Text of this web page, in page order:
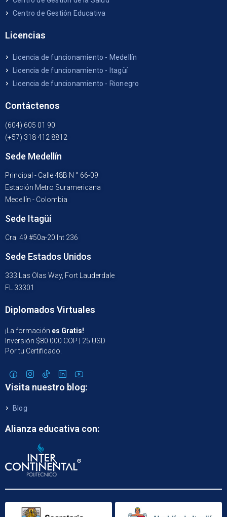
Centro de Gestión Educativa
Licencias
Licencia de funcionamiento - Medellín
Licencia de funcionamiento - Itagüí
Licencia de funcionamiento - Rionegro
Contáctenos
(604) 605 01 90
(+57) 318 412 8812
Sede Medellín
Principal - Calle 48B N ° 66-09
Estación Metro Suramericana
Medellín - Colombia
Sede Itagüí
Cra. 49 #50a-20 Int 236
Sede Estados Unidos
333 Las Olas Way, Fort Lauderdale
FL 33301
Diplomados Virtuales
¡La formación es Gratis!
Inversión $80.000 COP | 25 USD
Por tu Certificado.
Visita nuestro blog:
Blog
Alianza educativa con: